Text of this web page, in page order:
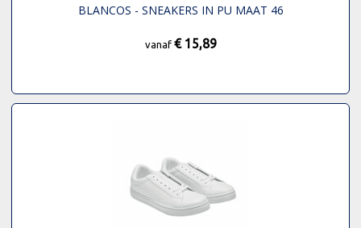
BLANCOS - SNEAKERS IN PU MAAT 46
vanaf € 15,89